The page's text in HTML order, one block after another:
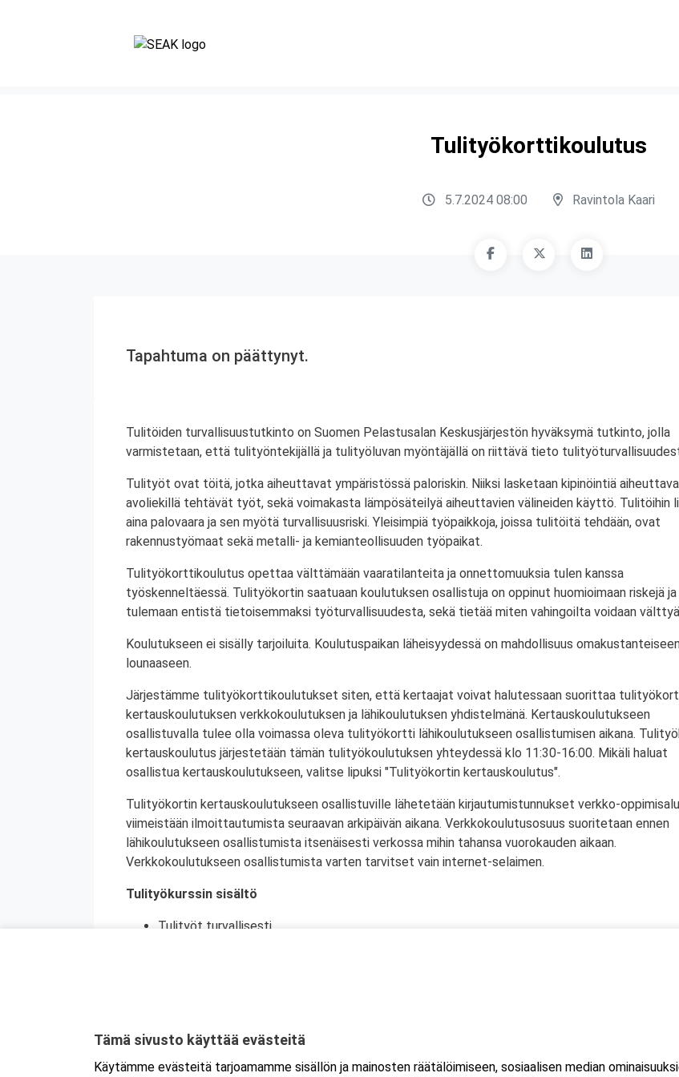
Tulityökorttikoulutus
5.7.2024 08:00 Ravintola Kaari
Tapahtuma on päättynyt.
Tulitöiden turvallisuustutkinto on Suomen Pelastusalan Keskusjärjestön hyväksymä tutkinto, jolla
varmistetaan, että tulityöntekijällä ja tulityöluvan myöntäjällä on riittävä tieto
Tulityöt ovat töitä, jotka aiheuttavat ympäristössä paloriskin. Niiksi lasketaan kipinöintiä
avoliekillä tehtävät työt, sekä voimakasta lämpösäteilyä aiheuttavien välineiden käyttö. Tulitöihin
aina palovaara ja sen myötä turvallisuusriski. Yleisimpiä työpaikkoja, joissa tulitöitä tehdään, ovat
rakennustyömaat sekä metalli- ja kemianteollisuuden työpaikat.
Tulityökorttikoulutus opettaa välttämään vaaratilanteita ja onnettomuuksia tulen kanssa
työskenneltäessä. Tulityökortin saatuaan koulutuksen osallistuja on oppinut huomioimaan riskejä ja
tulemaan entistä tietoisemmaksi työturvallisuudesta, sekä tietää miten vahingoilta voidaan
Koulutukseen ei sisälly tarjoiluita. Koulutuspaikan läheisyydessä on mahdollisuus
lounaaseen.
Järjestämme tulityökorttikoulutukset siten, että kertaajat voivat halutessaan suorittaa
kertauskoulutuksen verkkokoulutuksen ja lähikoulutuksen yhdistelmänä. Kertauskoulutukseen
osallistuvalla tulee olla voimassa oleva tulityökortti lähikoulutukseen osallistumisen aikana.
kertauskoulutus järjestetään tämän tulityökoulutuksen yhteydessä klo 11:30-16:00. Mikäli haluat
osallistua kertauskoulutukseen, valitse lipuksi "Tulityökortin kertauskoulutus".
Tulityökortin kertauskoulutukseen osallistuville lähetetään kirjautumistunnukset verkko-
viimeistään ilmoittautumista seuraavan arkipäivän aikana. Verkkokoulutusosuus suoritetaan ennen
lähikoulutukseen osallistumista itsenäisesti verkossa mihin tahansa vuorokauden aikaan.
Verkkokoulutukseen osallistumista varten tarvitset vain internet-selaimen.
Tulityökurssin sisältö
Tulityöt turvallisesti
Kurssikoe
Tulityökortti on voimassa viisi vuotta. Tulityökortti on voimassa Norjassa, Ruotsissa ja Tanskassa.
Tämä sivusto käyttää evästeitä
Käytämme evästeitä tarjoamamme sisällön ja mainosten räätälöimiseen, sosiaalisen median